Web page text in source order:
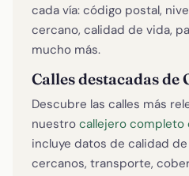
cada vía: código postal,
cercano, calidad de vida,
mucho más.
Calles destacadas de
Descubre las calles más
nuestro callejero completo
incluye datos de calidad
cercanos, transporte,